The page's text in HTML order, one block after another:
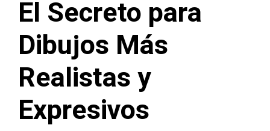
El Secreto para
Dibujos Más
Realistas y
Expresivos